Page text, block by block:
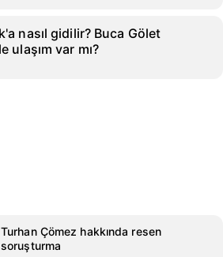
nasıl gidilir? Buca Gölet
ulaşım var mı?
Turhan Çömez hakkında resen
soruşturma